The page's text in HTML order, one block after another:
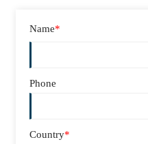
Name*
Phone
Country*